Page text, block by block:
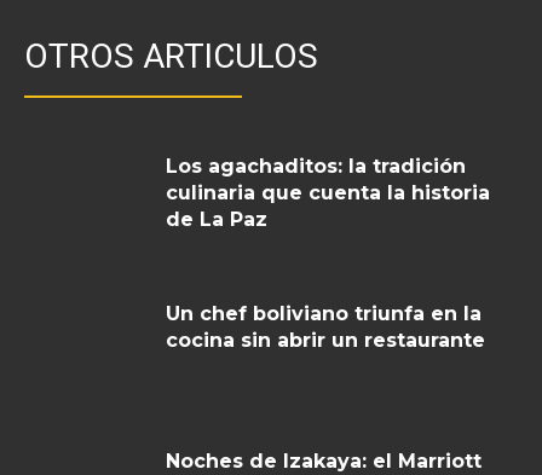
OTROS ARTICULOS
Los agachaditos: la tradición
culinaria que cuenta la historia
de La Paz
Un chef boliviano triunfa en la
cocina sin abrir un restaurante
Noches de Izakaya: el Marriott